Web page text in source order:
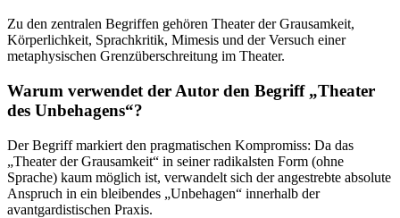
Zu den zentralen Begriffen gehören Theater der Grausamkeit,
Körperlichkeit, Sprachkritik, Mimesis und der Versuch einer
metaphysischen Grenzüberschreitung im Theater.
Warum verwendet der Autor den Begriff „Theater
des Unbehagens“?
Der Begriff markiert den pragmatischen Kompromiss: Da das
„Theater der Grausamkeit“ in seiner radikalsten Form (ohne
Sprache) kaum möglich ist, verwandelt sich der angestrebte absolute
Anspruch in ein bleibendes „Unbehagen“ innerhalb der
avantgardistischen Praxis.